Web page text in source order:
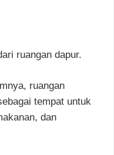
ruangan dapur.
ruangan
tempat untuk
dan